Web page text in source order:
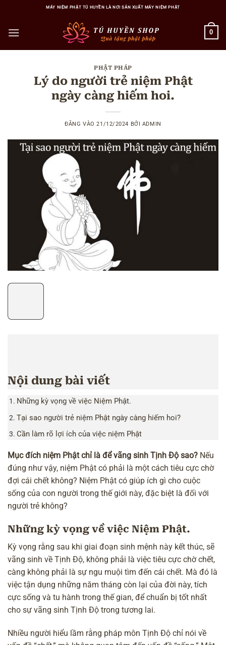
nội
MÁY NIỆM PHẬT TÚ HUYỀN LÀ NƠI SẢN XUẤT MÁY NIỆM PHẬT
0
PHẬT PHÁP
Lý do người trẻ niệm Phật
ngày càng hiếm hoi.
ĐĂNG VÀO21/12/2024 BỞI ADMIN
Nội dung bài viết
Những kỳ vọng về việc Niệm Phật.
Tại sao người trẻ niệm Phật ngày càng hiếm hoi?
Cần làm rõ lợi ích của việc niệm Phật
Mục đích niệm Phật chỉ là để vãng sinh Tịnh Độ sao? Nếu
đúng như vậy, niệm Phật có phải là một cách tiêu cực chờ
đợi cái chết không? Niệm Phật có giúp ích gì cho cuộc
sống của con người trong thế giới này, đặc biệt là đối với
người trẻ không?
Những kỳ vọng về việc Niệm Phật.
Kỳ vọng rằng sau khi giai đoạn sinh mệnh này kết thúc, sẽ
vãng sinh về Tịnh Độ, không phải là việc tiêu cực chờ chết,
càng không phải là sự ngu muội tìm đến cái chết. Mà đó là
việc tận dụng những năm tháng còn lại của đời này, tích
cực sống và tu hành trong thế gian, để chuẩn bị tốt nhất
cho sự vãng sinh Tịnh Độ trong tương lai.
Nhiều người hiểu lầm rằng pháp môn Tịnh Độ chỉ nói về